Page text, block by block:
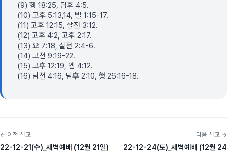
(9) 행 18:25, 딤후 4:5.
(10) 고후 5:13,14, 빌 1:15-17.
(11) 고후 12:15, 살전 3:12.
(12) 고후 4:2, 고후 2:17.
(13) 요 7:18, 살전 2:4-6.
(14) 고전 9:19-22.
(15) 고후 12:19, 엡 4:12.
(16) 딤전 4:16, 딤후 2:10, 행 26:16-18.
← 이전 설교
22-12-21(수)_새벽예배 (12월 21일)
다음 설교 →
22-12-24(토)_새벽예배 (12월 24